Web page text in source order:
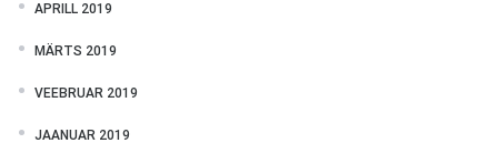
APRILL 2019
MÄRTS 2019
VEEBRUAR 2019
JAANUAR 2019